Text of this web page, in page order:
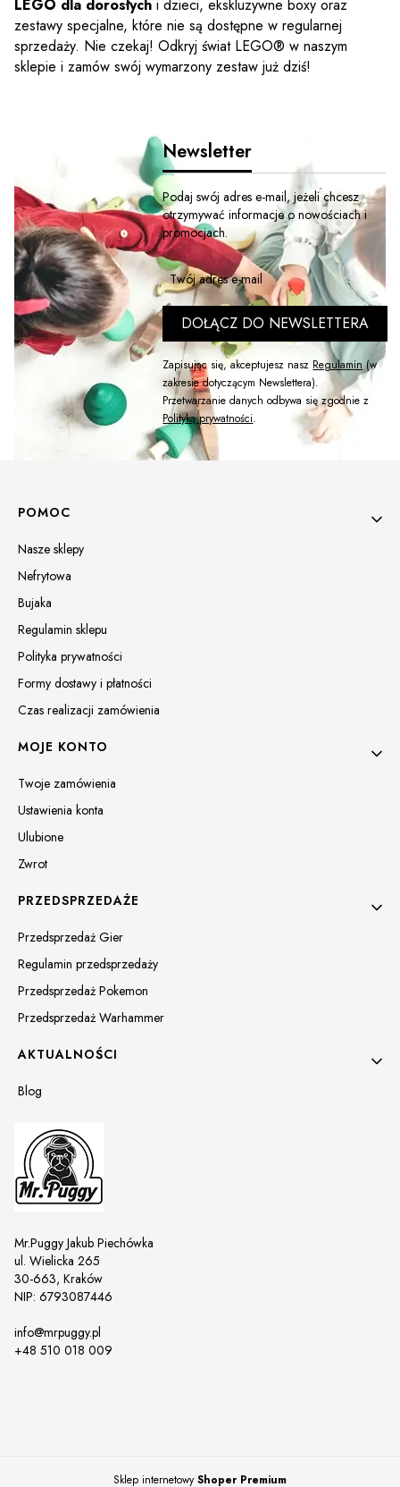
LEGO dla dorosłych i dzieci, ekskluzywne boxy oraz
zestawy specjalne, które nie są dostępne w regularnej
sprzedaży. Nie czekaj! Odkryj świat LEGO® w naszym
sklepie i zamów swój wymarzony zestaw już dziś!
Newsletter
Podaj swój adres e-mail, jeżeli chcesz
otrzymywać informacje o nowościach i
promocjach.
Twój adres e-mail
DOŁĄCZ DO NEWSLETTERA
Zapisując się, akceptujesz nasz Regulamin(w
zakresie dotyczącym Newslettera).
Przetwarzanie danych odbywa się zgodnie z
Polityką prywatności.
Linki w stopce
POMOC
Nasze sklepy
Nefrytowa
Bujaka
Regulamin sklepu
Polityka prywatności
Formy dostawy i płatności
Czas realizacji zamówienia
MOJE KONTO
Twoje zamówienia
Ustawienia konta
Ulubione
Zwrot
PRZEDSPRZEDAŻE
Przedsprzedaż Gier
Regulamin przedsprzedaży
Przedsprzedaż Pokemon
Przedsprzedaż Warhammer
AKTUALNOŚCI
Blog
Mr.Puggy Jakub Piechówka
ul. Wielicka 265
30-663, Kraków
NIP: 6793087446
info@mrpuggy.pl
+48 510 018 009
Sklep internetowyShoper Premium